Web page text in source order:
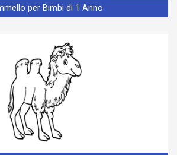
per Bimbi di 1 Anno